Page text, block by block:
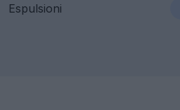
Espulsioni